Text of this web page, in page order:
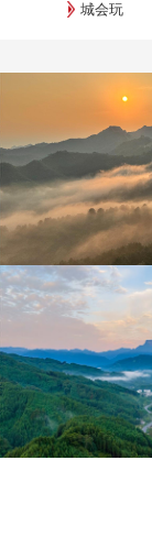
城会玩
河北承德：金山
8月6日，河北承德，